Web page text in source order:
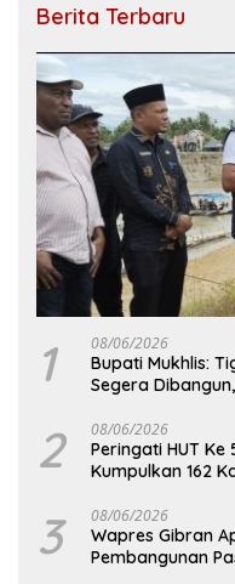
Berita Terbaru
1 08/06/2026
Bupati Mukhlis:
Segera
2 08/06/2026
Peringati HUT Ke
Kumpulkan 162
3 08/06/2026
Wapres Gibran
Pembangunan